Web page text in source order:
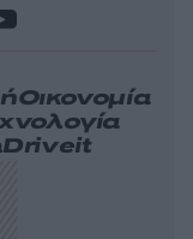
Οικονομία
Driveit